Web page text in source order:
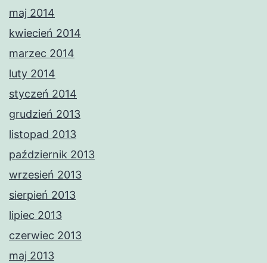
maj 2014
kwiecień 2014
marzec 2014
luty 2014
styczeń 2014
grudzień 2013
listopad 2013
październik 2013
wrzesień 2013
sierpień 2013
lipiec 2013
czerwiec 2013
maj 2013